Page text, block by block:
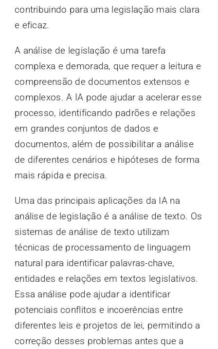
contribuindo para uma legislação mais clara
e eficaz.
A análise de legislação é uma tarefa
complexa e demorada, que requer a leitura e
compreensão de documentos extensos e
complexos. A IA pode ajudar a acelerar esse
processo, identificando padrões e relações
em grandes conjuntos de dados e
documentos, além de possibilitar a análise
de diferentes cenários e hipóteses de forma
mais rápida e precisa.
Uma das principais aplicações da IA na
análise de legislação é a análise de texto. Os
sistemas de análise de texto utilizam
técnicas de processamento de linguagem
natural para identificar palavras-chave,
entidades e relações em textos legislativos.
Essa análise pode ajudar a identificar
potenciais conflitos e incoerências entre
diferentes leis e projetos de lei, permitindo a
correção desses problemas antes que a